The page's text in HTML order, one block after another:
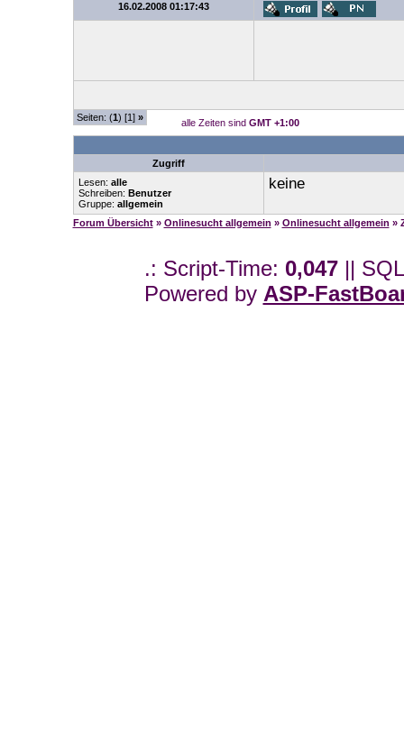
16.02.2008 01:17:43
Seiten: (1) [1] » alle Zeiten sind GMT +1:00
Zugriff
Lesen: alle
Schreiben: Benutzer
Gruppe: allgemein
keine
Forum Übersicht » Onlinesucht allgemein » Onlinesucht allgemein »
.: Script-Time: 0,047||
Powered by ASP-